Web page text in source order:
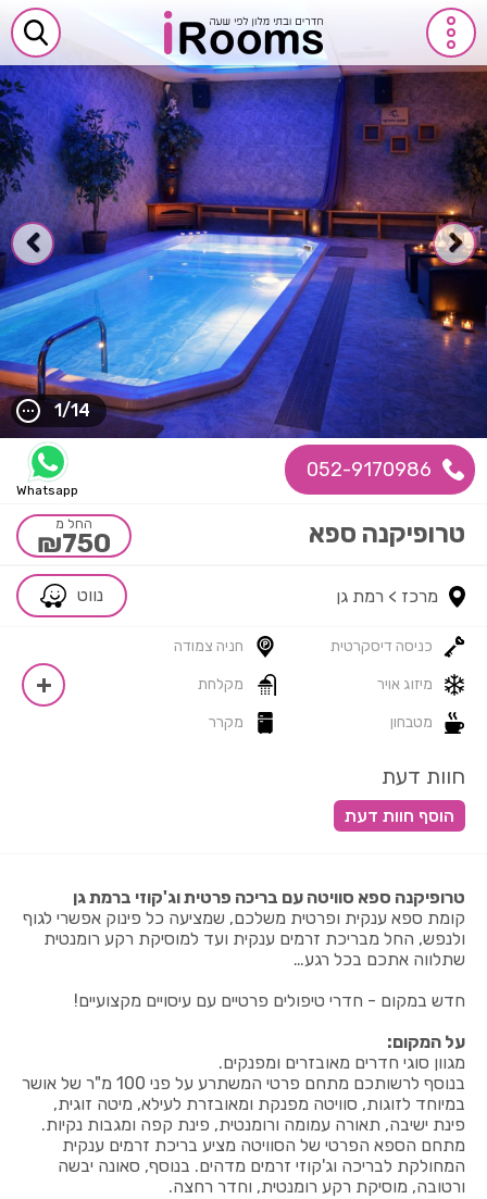
052-9170986
Whatsapp
החל מ
₪750
נווט
1/14
טרופיקנה ספא
מרכז > רמת גן
כניסה דיסקרטית חניה צמודה
מיזוג אויר מקלחת
מטבחון מקרר
חוות דעת
טרופיקנה ספא סוויטה עם בריכה פרטית וג'קוזי ברמת גן
קומת ספא ענקית ופרטית משלכם, שמציעה כל פינוק אפשרי לגוף
ולנפש, החל מבריכת זרמים ענקית ועד למוסיקת רקע רומנטית
שתלווה אתכם בכל רגע…
חדש במקום - חדרי טיפולים פרטיים עם עיסויים מקצועיים!
על המקום:
מגוון סוגי חדרים מאובזרים ומפנקים.
בנוסף לרשותכם מתחם פרטי המשתרע על פני 100 מ"ר של אושר
במיוחד לזוגות, סוויטה מפנקת ומאובזרת לעילא, מיטה זוגית,
פינת ישיבה, תאורה עמומה ורומנטית, פינת קפה ומגבות נקיות.
מתחם הספא הפרטי של הסוויטה מציע בריכת זרמים ענקית
המחולקת לבריכה וג'קוזי זרמים מדהים. בנוסף, סאונה יבשה
ורטובה, מוסיקת רקע רומנטית, וחדר רחצה.